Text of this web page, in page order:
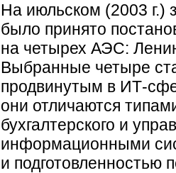
На июльском (2003 г.)
было принято
на четырех АЭС:
Выбранные четыре
продвинутым в ИТ-
они отличаются
бухгалтерского и
информационными
и подготовленностью